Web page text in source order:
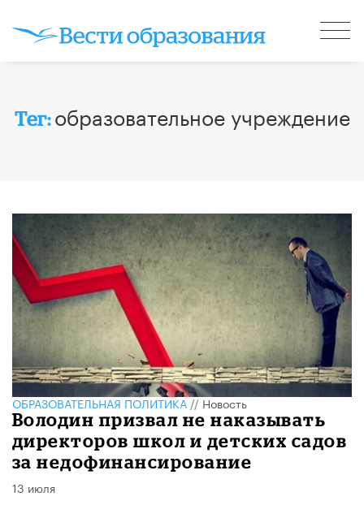
Тег:образовательное учреждение
ОБРАЗОВАТЕЛЬНАЯ ПОЛИТИКА//Новость
Володин призвал не наказывать
директоров школ и детских садов
за недофинансирование
13 июля